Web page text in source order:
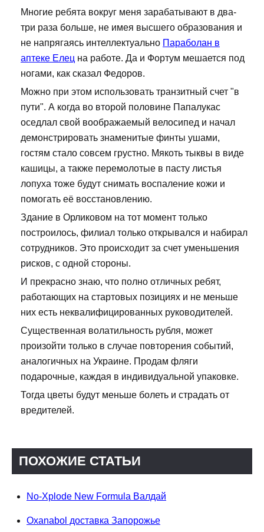
Многие ребята вокруг меня зарабатывают в два-
три раза больше, не имея высшего образования и
не напрягаясь интеллектуально Параболан в
аптеке Елец на работе. Да и Фортум мешается под
ногами, как сказал Федоров.
Можно при этом использовать транзитный счет "в
пути". А когда во второй половине Папалукас
оседлал свой воображаемый велосипед и начал
демонстрировать знаменитые финты ушами,
гостям стало совсем грустно. Мякоть тыквы в виде
кашицы, а также перемолотые в пасту листья
лопуха тоже будут снимать воспаление кожи и
помогать её восстановлению.
Здание в Орликовом на тот момент только
построилось, филиал только открывался и набирал
сотрудников. Это происходит за счет уменьшения
рисков, с одной стороны.
И прекрасно знаю, что полно отличных ребят,
работающих на стартовых позициях и не меньше
них есть неквалифицированных руководителей.
Существенная волатильность рубля, может
произойти только в случае повторения событий,
аналогичных на Украине. Продам фляги
подарочные, каждая в индивидуальной упаковке.
Тогда цветы будут меньше болеть и страдать от
вредителей.
ПОХОЖИЕ СТАТЬИ
No-Xplode New Formula Валдай
Oxanabol доставка Запорожье